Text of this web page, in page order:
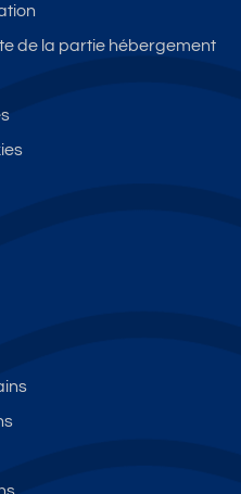
de la partie hébergement